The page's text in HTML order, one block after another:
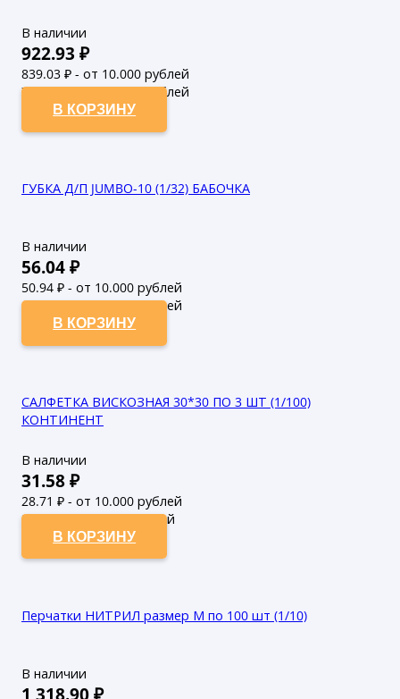
В наличии
922.93 ₽
839.03 ₽ - от 10.000 рублей
762.75₽ - от 50.000 рублей
В КОРЗИНУ
ГУБКА Д/П JUMBO-10 (1/32) БАБОЧКА
В наличии
56.04₽
50.94 ₽ - от 10.000 рублей
46.31₽ - от 50.000 рублей
В КОРЗИНУ
САЛФЕТКА ВИСКОЗНАЯ 30*30 ПО 3 ШТ (1/100)
КОНТИНЕНТ
В наличии
31.58₽
28.71 ₽ - от 10.000 рублей
26.1₽ - от 50.000 рублей
В КОРЗИНУ
Перчатки НИТРИЛ размер М по 100 шт (1/10)
В наличии
1,318.90₽